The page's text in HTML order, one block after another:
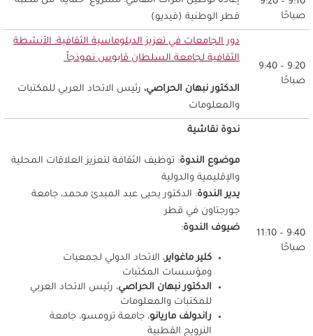
صباحًا
قطر الوطنية (فيديو)
9:20 – 9:40
صباحًا
دور الجامعات في تعزيز الدبلوماسية الثقافية: الأنشطة
الثقافية لجامعة السلطان قابوس نموذجاً
الدكتور نبهان الحراصي، رئيس الاتحاد العربي للمكتبات
والمعلومات
9:40 – 11:10
صباحًا
ندوة نقاشية
موضوع الندوة: توظيف الثقافة لتعزيز العلاقات المحلية
والإقليمية والدولية
يدير الندوة: الدكتور يحيى عبد المبدئ محمد، جامعة
جورجتاون في قطر
ضيوف الندوة:
كلير ماغواير، الاتحاد الدولي لجمعيات
ومؤسسات المكتبات
الدكتور نبهان الحراصي، رئيس الاتحاد العربي
للمكتبات والمعلومات
راندولف ماريانو، جامعة ترومسو، جامعة
النرويج القطبية